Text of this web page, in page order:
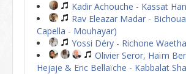
Kadir Achouche - Kassat
Rav Eleazar Madar -
Capella - Mouhayar)
Yossi Déry - Richone
Olivier Seror, Haïm
Hejaje & Eric Bellaïche - Kabbalat